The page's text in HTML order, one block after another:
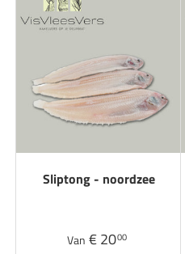
Sliptong - noordzee
Van € 2000